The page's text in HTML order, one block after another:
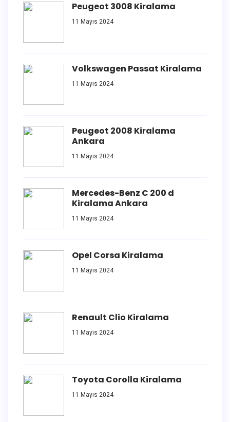
Peugeot 3008 Kiralama
11 Mayıs 2024
Volkswagen Passat Kiralama
11 Mayıs 2024
Peugeot 2008 Kiralama
Ankara
11 Mayıs 2024
Mercedes-Benz C 200 d
Kiralama Ankara
11 Mayıs 2024
Opel Corsa Kiralama
11 Mayıs 2024
Renault Clio Kiralama
11 Mayıs 2024
Toyota Corolla Kiralama
11 Mayıs 2024